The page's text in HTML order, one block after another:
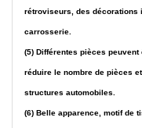
rétroviseurs, des décorations
carrosserie.
(5) Différentes pièces
réduire le nombre de pièces
structures automobiles.
(6) Belle apparence, motif de